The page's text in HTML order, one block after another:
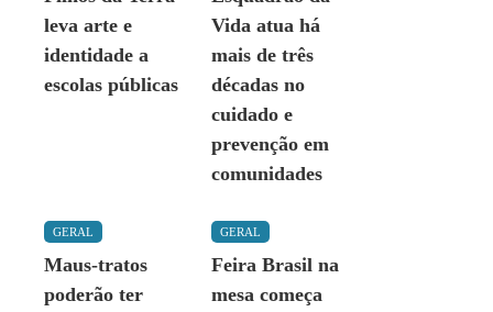
leva arte e
identidade a
escolas públicas
Vida atua há
mais de três
décadas no
cuidado e
prevenção em
comunidades
GERAL
Maus-tratos
poderão ter
GERAL
Feira Brasil na
mesa começa